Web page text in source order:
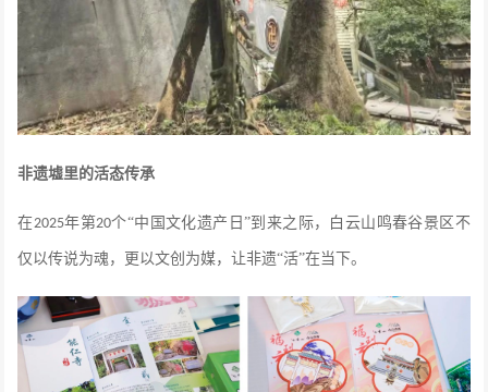
非遗墟里的活态传承
在2025年第20个“中国文化遗产日”到来之际，白云山鸣春谷景区不
仅以传说为魂，更以文创为媒，让非遗“活”在当下。